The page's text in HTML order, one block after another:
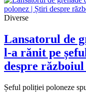
Diverse
Lansatorul de
l-a rănit pe
despre
Șeful poliției poloneze